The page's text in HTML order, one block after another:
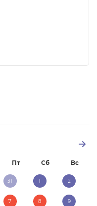
Пт Сб Вс
31 1 2
7 8 9